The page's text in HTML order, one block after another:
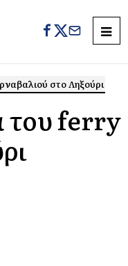
στο Ληξούρι
του ferry